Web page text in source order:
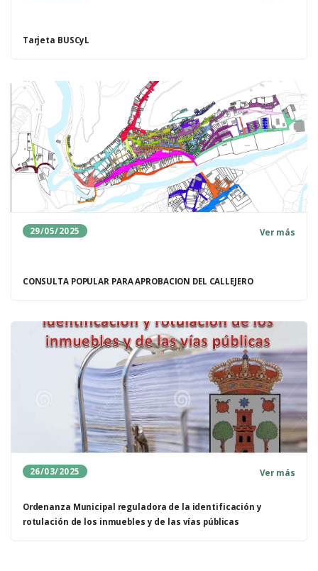
Tarjeta BUSCyL
29/05/2025 Ver más
CONSULTA POPULAR PARA APROBACION DEL CALLEJERO
26/03/2025 Ver más
Ordenanza Municipal reguladora de la identificación y
rotulación de los inmuebles y de las vías públicas